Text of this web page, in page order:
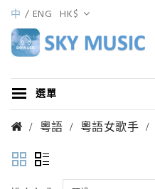
中 ENG HK$
選單
粵語 粵語女歌手